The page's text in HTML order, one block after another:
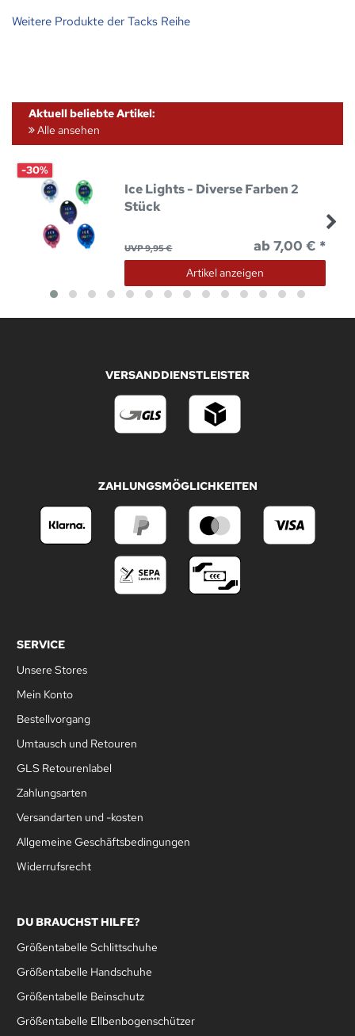
Weitere Produkte der Tacks Reihe
Aktuell beliebte Artikel:
Alle ansehen
-30%
Ice Lights - Diverse Farben 2
Stück
UVP 9,95 € ab 7,00 € *
Artikel anzeigen
VERSANDDIENSTLEISTER
ZAHLUNGSMÖGLICHKEITEN
SERVICE
Unsere Stores
Mein Konto
Bestellvorgang
Umtausch und Retouren
GLS Retourenlabel
Zahlungsarten
Versandarten und -kosten
Allgemeine Geschäftsbedingungen
Widerrufsrecht
DU BRAUCHST HILFE?
Größentabelle Schlittschuhe
Größentabelle Handschuhe
Größentabelle Beinschutz
Größentabelle Ellbenbogenschützer